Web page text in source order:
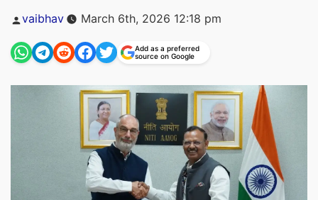
Posted
vaibhav March 6th, 2026 12:18 pm
Add as a preferred
source on Google